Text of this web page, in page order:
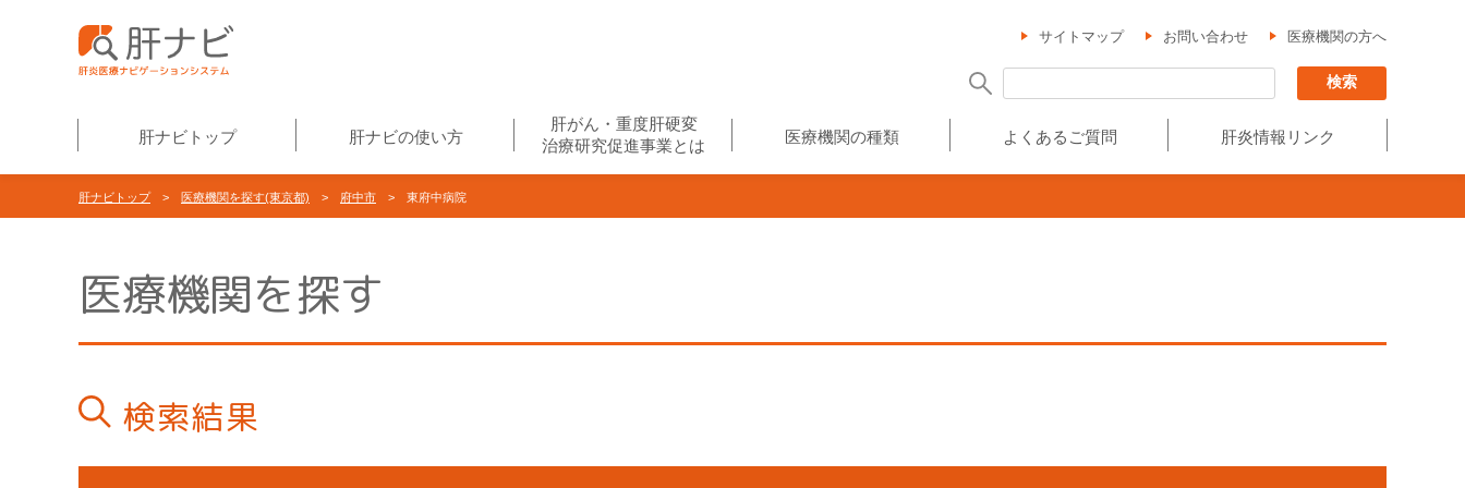
サイトマップ お問い合わせ 医療機関の方へ
肝ナビトップ 肝ナビの使い方
肝がん・重度肝硬変
治療研究促進事業とは
医療機関の種類 よくあるご質問 肝炎情報リンク
肝ナビトップ> 医療機関を探す(東京都) > 府中市 > 東府中病院
医療機関を探す
検索結果